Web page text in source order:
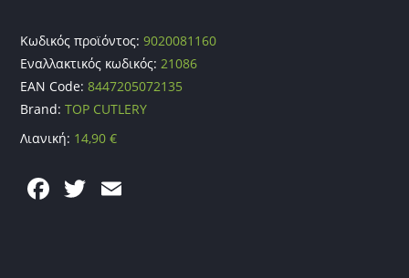
Κωδικός προϊόντος:9020081160
Εναλλακτικός κωδικός:21086
EAN Code:8447205072135
Brand:TOP CUTLERY
Λιανική: 14,90€
F T